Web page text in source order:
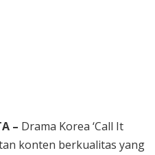
– Drama Korea ‘Call It
konten berkualitas yang